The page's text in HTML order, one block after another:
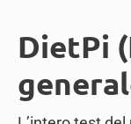
DietPi